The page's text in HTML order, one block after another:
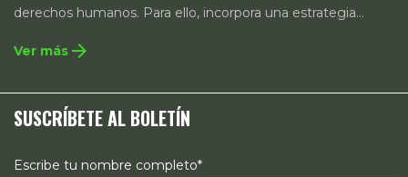
derechos humanos. Para ello, incorpora una estrategia
integral que contempla la incidencia en legislación y
estrategias de comunicación e investigación sobre el
estado de los derechos reproductivos en México.
Ver más arrow_forward
SUSCRÍBETE AL BOLETÍN
Escribe tu nombre completo*